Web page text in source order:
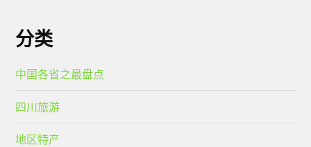
分类
中国各省之最盘点
四川旅游
地区特产